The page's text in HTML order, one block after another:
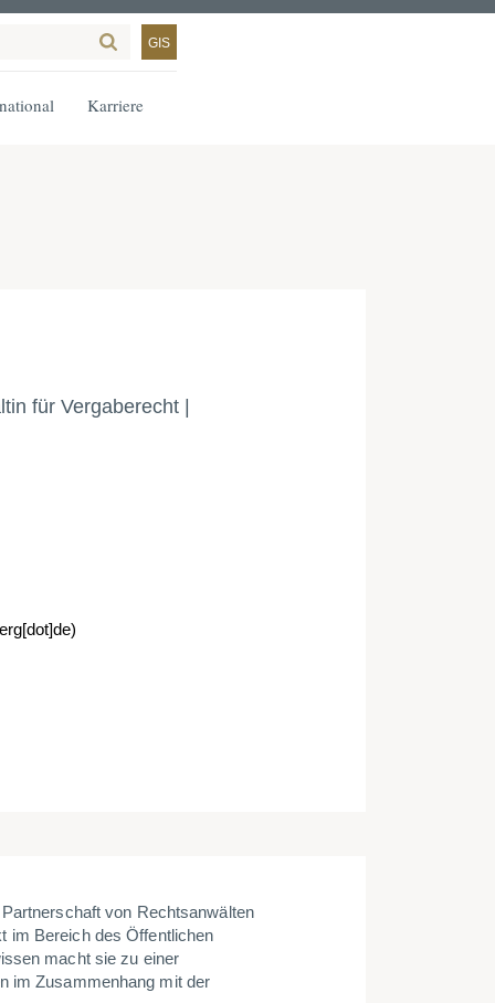
GIS
Karriere
für Vergaberecht |
von Rechtsanwälten
im Bereich des Öffentlichen
macht sie zu einer
im Zusammenhang mit der